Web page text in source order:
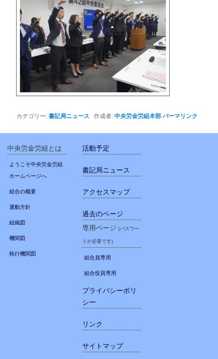
カテゴリー:書記局ニュース 作成者:中央労金労組本部 パーマリンク
中央労金労組とは
ようこそ中央労金労組
ホームページへ
組合の概要
運動方針
組織図
機関図
執行機関図
活動予定
書記局ニュース
アクセスマップ
過去のページ
専用ページ(パスワー
ドが必要です)
組合員専用
組合役員専用
プライバシーポリ
シー
リンク
サイトマップ